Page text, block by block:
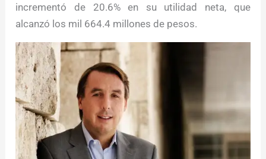
incrementó de 20.6% en su utilidad neta, que
alcanzó los mil 664.4 millones de pesos.